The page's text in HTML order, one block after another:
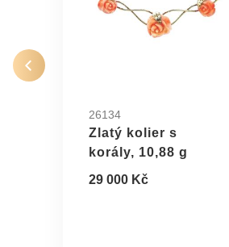
26134
Zlatý kolier s
korály, 10,88 g
29 000 Kč